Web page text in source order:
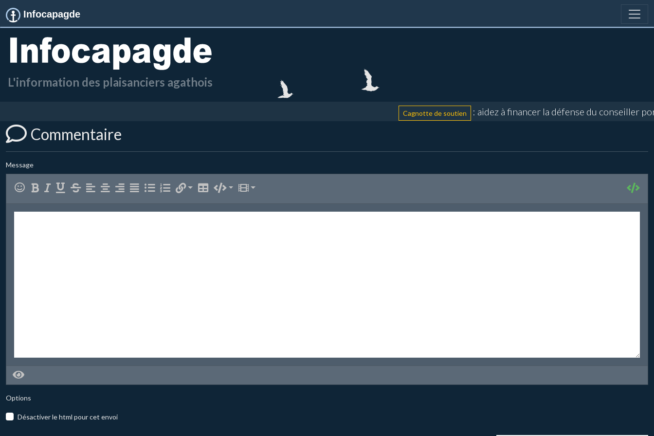
Infocapagde
L'information des plaisanciers agathois
Cagnotte de soutien : aidez à financer la défense du conseiller
Commentaire
Message
Options
Désactiver le html pour cet envoi